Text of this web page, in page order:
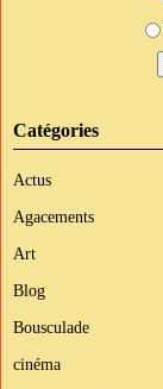
Catégories
Actus
Agacements
Art
Blog
Bousculade
cinéma